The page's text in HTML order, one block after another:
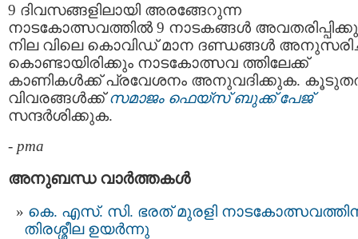
9 ദിവസങ്ങളിലായി അരങ്ങേറുന്ന
നാടകോത്സവത്തില്‍ 9 നാടകങ്ങള്‍
നില വിലെ കൊവിഡ്‌ മാന ദണ്ഡങ്ങൾ
കൊണ്ടായിരിക്കും നാടകോത്സവ ത്തിലേക്ക്
കാണികള്‍ക്ക് പ്രവേശനം അനുവദിക്കുക.
വിവരങ്ങൾക്ക്സമാജം ഫെയ്‌സ് ബുക്ക് പേജ്
സന്ദർശിക്കുക.
- pma
അനുബന്ധ വാര്‍ത്തകള്‍
കെ. എസ്. സി. ഭരത് മുരളി
തിരശ്ശീല ഉയർന്നു